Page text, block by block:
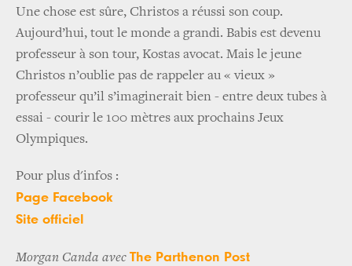
Une chose est sûre, Christos a réussi son coup.
Aujourd’hui, tout le monde a grandi. Babis est devenu
professeur à son tour, Kostas avocat. Mais le jeune
Christos n’oublie pas de rappeler au « vieux »
professeur qu’il s’imaginerait bien - entre deux tubes à
essai - courir le 100 mètres aux prochains Jeux
Olympiques.
Pour plus d'infos :
Page Facebook
Site officiel
Morgan Canda avec The Parthenon Post